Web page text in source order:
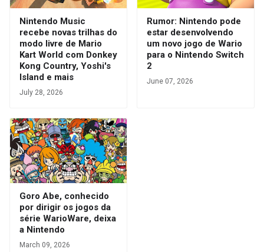
Nintendo Music
recebe novas trilhas do
modo livre de Mario
Kart World com Donkey
Kong Country, Yoshi's
Island e mais
July 28, 2026
Rumor: Nintendo pode
estar desenvolvendo
um novo jogo de Wario
para o Nintendo Switch
2
June 07, 2026
Goro Abe, conhecido
por dirigir os jogos da
série WarioWare, deixa
a Nintendo
March 09, 2026